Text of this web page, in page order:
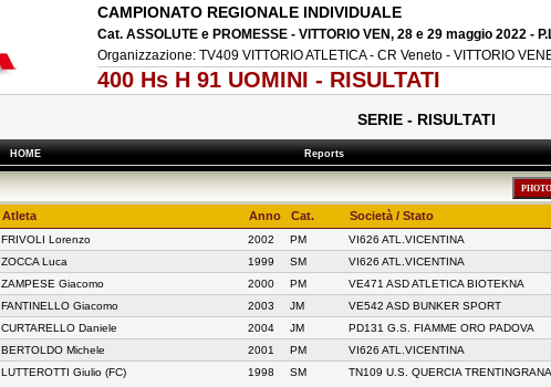
CAMPIONATO REGIONALE INDIVIDUALE
Cat. ASSOLUTE e PROMESSE - VITTORIO VEN, 28 e 29 maggio 2022 -
Organizzazione: TV409 VITTORIO ATLETICA - CR Veneto - VITTORIO
400 Hs H 91 UOMINI - RISULTATI
SERIE - RISULTATI
HOME Reports
Atleta Anno Cat. Società / Stato
FRIVOLI Lorenzo 2002 PM VI626 ATL.VICENTINA
ZOCCA Luca 1999 SM VI626 ATL.VICENTINA
ZAMPESE Giacomo 2000 PM VE471 ASD ATLETICA BIOTEKNA
FANTINELLO Giacomo 2003 JM VE542 ASD BUNKER SPORT
CURTARELLO Daniele 2004 JM PD131 G.S. FIAMME ORO PADOVA
BERTOLDO Michele 2001 PM VI626 ATL.VICENTINA
LUTTEROTTI Giulio (FC) 1998 SM TN109 U.S. QUERCIA TRENTINGRANA